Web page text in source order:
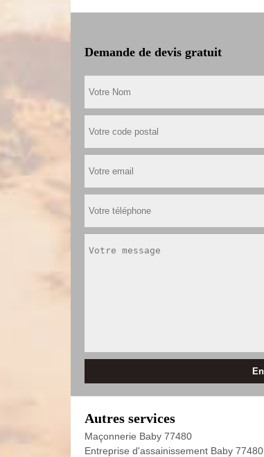
Demande de devis gratuit
Autres services
Maçonnerie Baby 77480
Entreprise d'assainissement Baby 77480